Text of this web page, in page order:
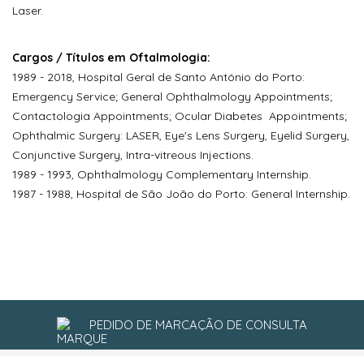
Laser.
Cargos / Títulos em Oftalmologia:
1989 - 2018, Hospital Geral de Santo António do Porto:
Emergency Service; General Ophthalmology Appointments;
Contactologia Appointments; Ocular Diabetes Appointments;
Ophthalmic Surgery: LASER, Eye's Lens Surgery, Eyelid Surgery,
Conjunctive Surgery, Intra-vitreous Injections.
1989 - 1993, Ophthalmology Complementary Internship.
1987 - 1988, Hospital de São João do Porto: General Internship.
PEDIDO DE MARCAÇÃO DE CONSULTA